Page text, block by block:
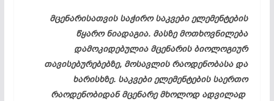
მცენარისათვისსაჭირო საკვები ელემენტების
წყარო ნიადაგია. მასზე მოთხოვნილება
დამოკიდებულია მცენარის ბიოლოგიურ
თავისებურებებზე, მოსავლის რაოდენობასა და
ხარისხზე. საკვები ელემენტების საერთო
რაოდენობიდან მცენარე მხოლოდ ადვილად